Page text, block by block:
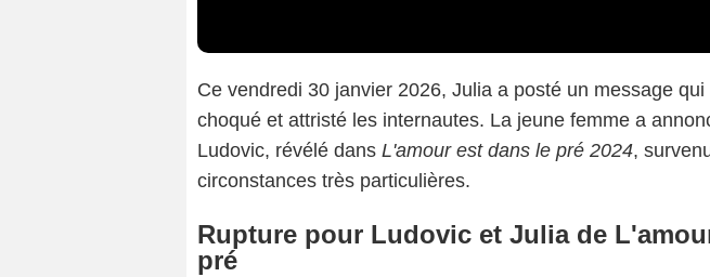
Ce vendredi 30 janvier 2026, Julia a posté un message
choqué et attristé les internautes. La jeune femme a
Ludovic, révélé dans L'amour est dans le pré 2024,
circonstances très particulières.
Rupture pour Ludovic et Julia de
pré